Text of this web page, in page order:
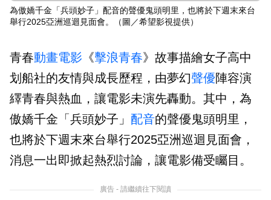
為傲嬌千金「兵頭妙子」配音的聲優鬼頭明里，也將於下週末來台
舉行2025亞洲巡迴見面會。（圖／希望影視提供）
青春動畫電影 《擊浪青春》故事描繪女子高中
划船社的友情與成長歷程，由夢幻聲優陣容演
繹青春與熱血，讓電影未演先轟動。其中，為
傲嬌千金「兵頭妙子」 配音的聲優鬼頭明里，
也將於下週末來台舉行2025亞洲巡迴見面會，
消息一出即掀起熱烈討論，讓電影備受矚目。
廣告 - 請繼續往下閱讀